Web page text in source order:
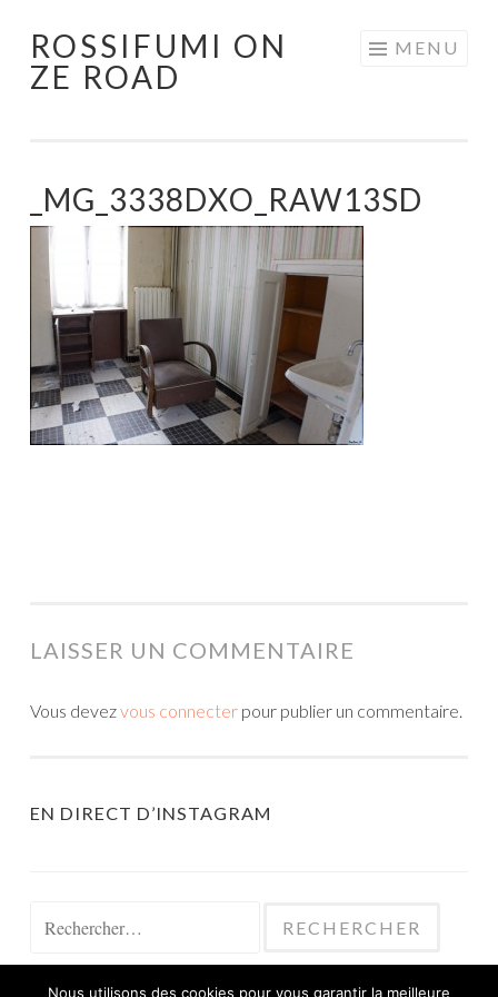
Aller
au
ROSSIFUMI ON
ZE ROAD
MENU
_MG_3338DXO_RAW13SD
LAISSER UN COMMENTAIRE
Vous devezvous connecter pour publier un commentaire.
EN DIRECT D’INSTAGRAM
Nous utilisons des cookies pour vous garantir la meilleure